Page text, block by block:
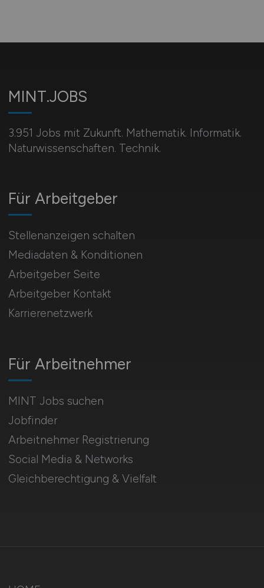
MINT.JOBS
3.951 Jobs mit Zukunft. Mathematik. Informatik.
Naturwissenschaften. Technik.
Für Arbeitnehmer
MINT Jobs suchen
Jobfinder
Arbeitnehmer Registrierung
Social Media & Networks
Gleichberechtigung & Vielfalt
Für Arbeitgeber
Stellenanzeigen schalten
Mediadaten & Konditionen
Arbeitgeber Seite
Arbeitgeber Kontakt
Karrierenetzwerk